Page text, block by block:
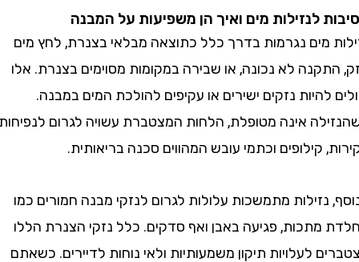
לנזילות מים ואיך הן משפיעות על המבנה
מים נגרמות בדרך כלל כתוצאה מבלאי בצנרת, לחץ מים
לא נכונה, או שבירה במקומות מסוימים בצנרת. אלו
להיות נזקים ישירים או עקיפים להולכת המים במבנה.
אינה מטופלת, הלחות המצטברת עשויה לגרום לנפיחות
קילופים וכתמי עובש המהווים סכנה בריאותית.
מתמשכות עלולות לגרום לנזקי מבנה חמורים כמו
פגיעה באבן ואף סדקים. כלל נזקי הצנרת הללו
לעלויות תיקון משמעותיות ולאי נוחות לדיירים. כשאתם